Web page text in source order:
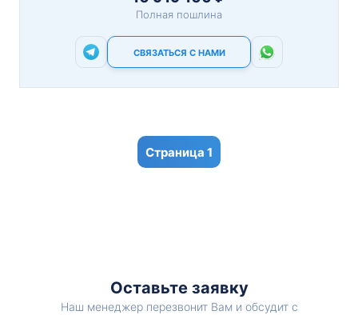
Полная пошлина
СВЯЗАТЬСЯ С НАМИ
1
Оставьте заявку
Наш менеджер перезвонит Вам и обсудит с